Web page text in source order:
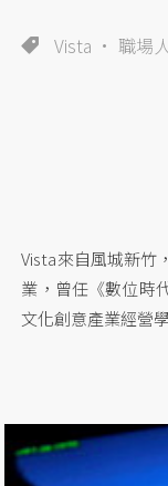
Vista 職場
Vista來自風城新竹
業，曾任《數位時
文化創意產業經營